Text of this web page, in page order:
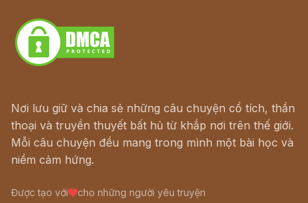
Nơi lưu giữ và chia sẻ những câu chuyện cổ tích, thần
thoại và truyền thuyết bất hủ từ khắp nơi trên thế giới.
Mỗi câu chuyện đều mang trong mình một bài học và
niềm cảm hứng.
Được tạo với cho những người yêu truyện